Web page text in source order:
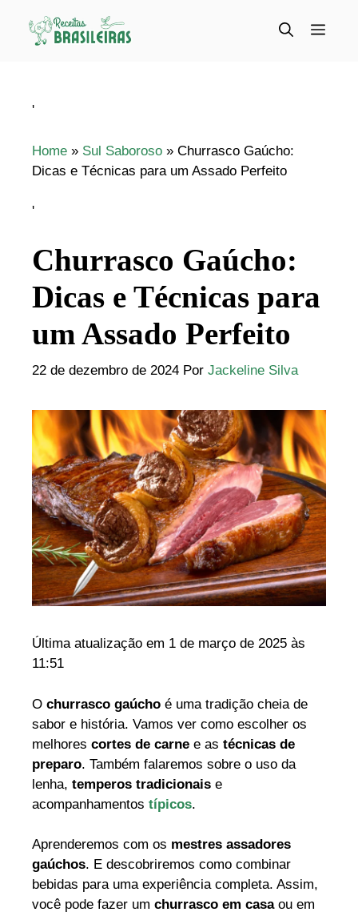
Menu
'
Home » Sul Saboroso » Churrasco Gaúcho:
Dicas e Técnicas para um Assado Perfeito
'
Churrasco Gaúcho:
Dicas e Técnicas para
um Assado Perfeito
22 de dezembro de 2024 Por Jackeline Silva
Última atualização em 1 de março de 2025 às
11:51
O churrasco gaúcho é uma tradição cheia de
sabor e história. Vamos ver como escolher os
melhores cortes de carne e as técnicas de
preparo. Também falaremos sobre o uso da
lenha, temperos tradicionais e
acompanhamentos típicos.
Aprenderemos com os mestres assadores
gaúchos. E descobriremos como combinar
bebidas para uma experiência completa. Assim,
você pode fazer um churrasco em casaou em